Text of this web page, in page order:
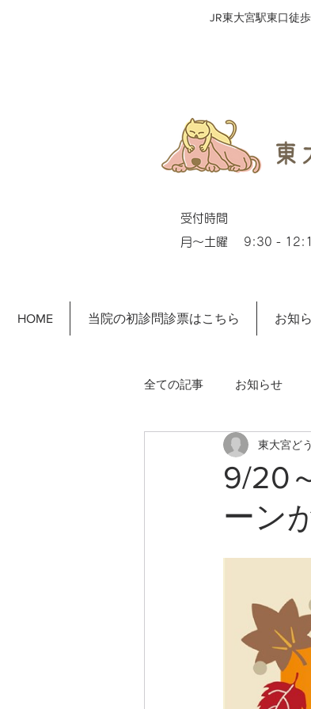
​JR東大宮駅東口徒
受付時間
月～土曜 9:30 -
HOME 当院の初診問診票はこちら お知
全ての記事 お知らせ
9/20
ーン
東大宮ど